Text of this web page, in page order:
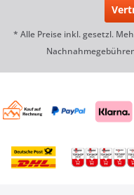
* Alle Preise inkl. gesetzl.